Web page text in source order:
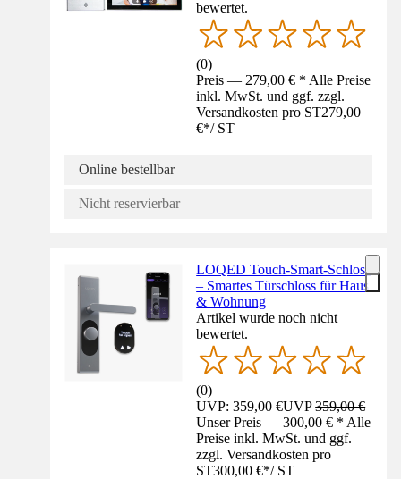
bewertet.
(0)
Preis — 279,00 € * Alle Preise
inkl. MwSt. und ggf. zzgl.
Versandkosten pro ST279,00
€*/ ST
Online bestellbar
Nicht reservierbar
LOQED Touch-Smart-Schloss
– Smartes Türschloss für Haus
& Wohnung
Artikel wurde noch nicht
bewertet.
(0)
UVP: 359,00 €UVP359,00 €
Unser Preis — 300,00 € * Alle
Preise inkl. MwSt. und ggf.
zzgl. Versandkosten pro
ST300,00 €*/ ST